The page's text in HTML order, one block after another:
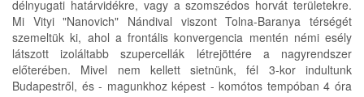
délnyugati határvidékre, vagy a szomszédos horvát területekre.
Mi Vityi "Nanovich" Nándival viszont Tolna-Baranya térségét
szemeltük ki, ahol a frontális konvergencia mentén némi esély
látszott izoláltabb szupercellák létrejöttére a nagyrendszer
előterében. Mivel nem kellett sietnünk, fél 3-kor indultunk
Budapestről, és - magunkhoz képest - komótos tempóban 4 óra